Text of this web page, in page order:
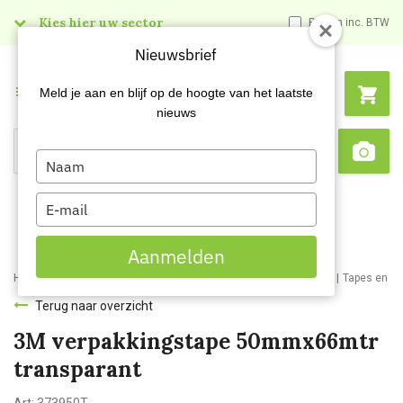
Kies hier uw sector Prijzen inc. BTW
Search
Menu
Home Webshop Schildersartikelen Schildersbenodigdheden Tapes en
Terug naar overzicht
3M verpakkingstape 50mmx66mtr
transparant
Nieuwsbrief
Meld je aan en blijf op de hoogte van het laatste
nieuws
Type
your
name
Type
your
email
Aanmelden